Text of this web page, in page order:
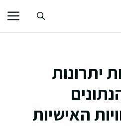
יתרונות
האישיות